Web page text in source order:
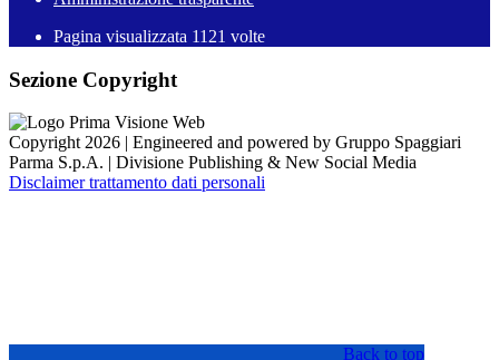
Pagina visualizzata 1121 volte
Sezione Copyright
Copyright 2026 | Engineered and powered by Gruppo Spaggiari
Parma S.p.A. | Divisione Publishing & New Social Media
Disclaimer trattamento dati personali
Back to top